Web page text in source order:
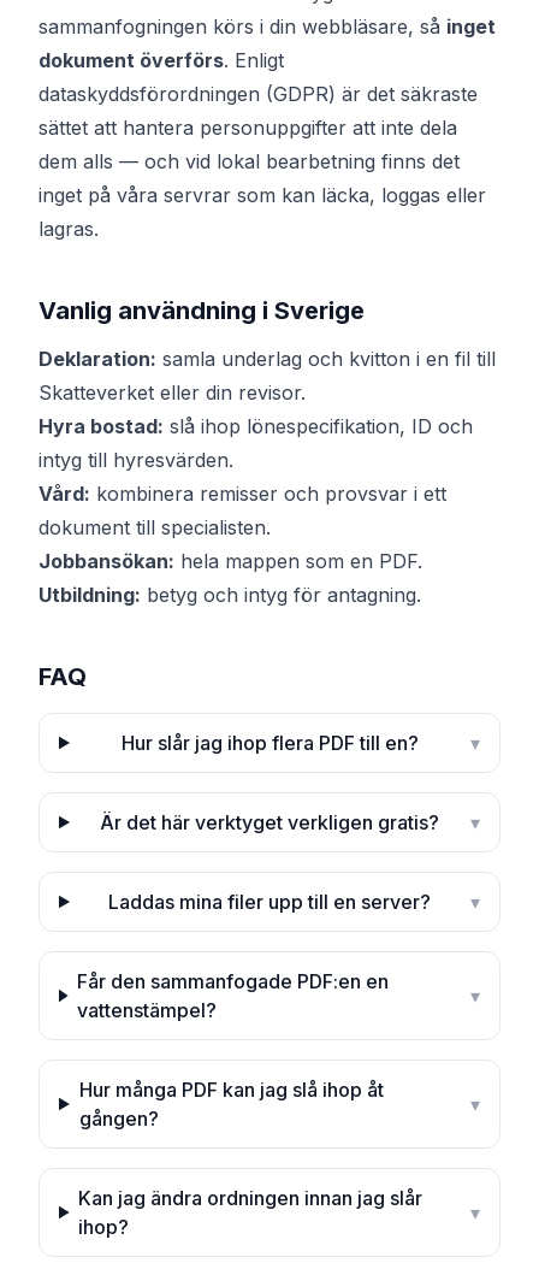
sammanfogningen körs i din webbläsare, så inget
dokument överförs. Enligt
dataskyddsförordningen (GDPR) är det säkraste
sättet att hantera personuppgifter att inte dela
dem alls — och vid lokal bearbetning finns det
inget på våra servrar som kan läcka, loggas eller
lagras.
Vanlig användning i Sverige
Deklaration: samla underlag och kvitton i en fil till
Skatteverket eller din revisor.
Hyra bostad: slå ihop lönespecifikation, ID och
intyg till hyresvärden.
Vård: kombinera remisser och provsvar i ett
dokument till specialisten.
Jobbansökan: hela mappen som en PDF.
Utbildning: betyg och intyg för antagning.
FAQ
Hur slår jag ihop flera PDF till en? ▾
Är det här verktyget verkligen gratis? ▾
Laddas mina filer upp till en server? ▾
Får den sammanfogade PDF:en en
vattenstämpel?
▾
Hur många PDF kan jag slå ihop åt
gången?
▾
Kan jag ändra ordningen innan jag slår
ihop?
▾